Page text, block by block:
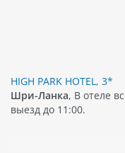
HIGH PARK HOTEL, 3*
Шри-Ланка, В отеле
выезд до 11:00.